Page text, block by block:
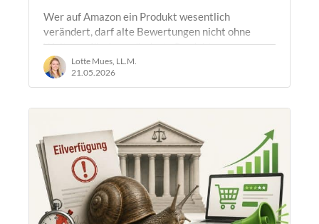
Wer auf Amazon ein Produkt wesentlich
verändert, darf alte Bewertungen nicht ohne
Weiteres für das geänderte Produkt
weiterverwenden. Das hat das OLG Köln mit…
Lotte Mues, LL.M.
21.05.2026